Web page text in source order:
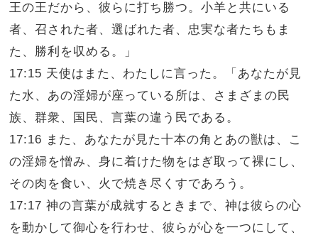
王の王だから、彼らに打ち勝つ。小羊と共にいる
者、召された者、選ばれた者、忠実な者たちもま
た、勝利を収める。」
17:15 天使はまた、わたしに言った。「あなたが見
た水、あの淫婦が座っている所は、さまざまの民
族、群衆、国民、言葉の違う民である。
17:16 また、あなたが見た十本の角とあの獣は、こ
の淫婦を憎み、身に着けた物をはぎ取って裸にし、
その肉を食い、火で焼き尽くすであろう。
17:17 神の言葉が成就するときまで、神は彼らの心
を動かして御心を行わせ、彼らが心を一つにして、